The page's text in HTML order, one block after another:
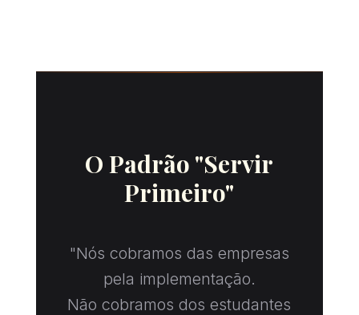
O Padrão "Servir
Primeiro"
"Nós cobramos das empresas
pela implementação.
Não cobramos dos estudantes